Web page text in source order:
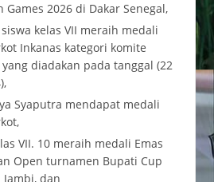
Games 2026 di Dakar Senegal,
kelas VII meraih medali
Inkanas kategori komite
diadakan pada tanggal (22
Syaputra mendapat medali
VII. 10 meraih medali Emas
Open turnamen Bupati Cup
dan